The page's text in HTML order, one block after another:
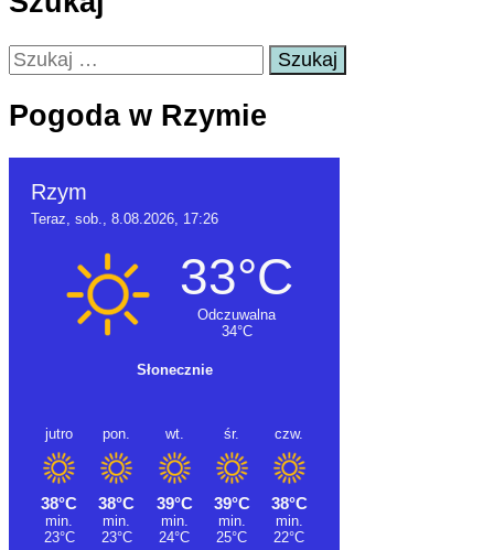
Szukaj:
Pogoda w Rzymie